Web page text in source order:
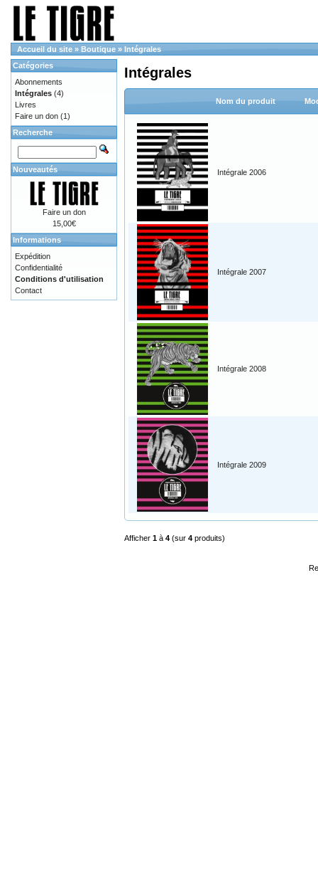
Accueil du site » Boutique » Intégrales
Intégrales
Nom du produit
Intégrale 2006
Intégrale 2007
Intégrale 2008
Intégrale 2009
Afficher 1 à 4 (sur 4 produits)
Catégories
Abonnements
Intégrales (4)
Livres
Faire un don (1)
Recherche
Nouveautés
Faire un don
15,00€
Informations
Expédition
Confidentialité
Conditions d'utilisation
Contact